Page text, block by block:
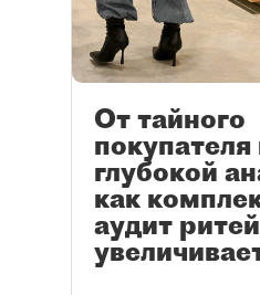
От тайного
покупателя
глубокой
как
аудит